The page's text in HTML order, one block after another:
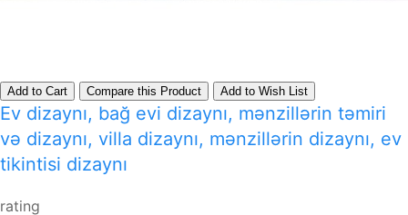
Add to Cart Compare this Product Add to Wish List
Ev dizaynı, bağ evi dizaynı, mənzillərin təmiri
və dizaynı, villa dizaynı, mənzillərin dizaynı, ev
tikintisi dizaynı
rating